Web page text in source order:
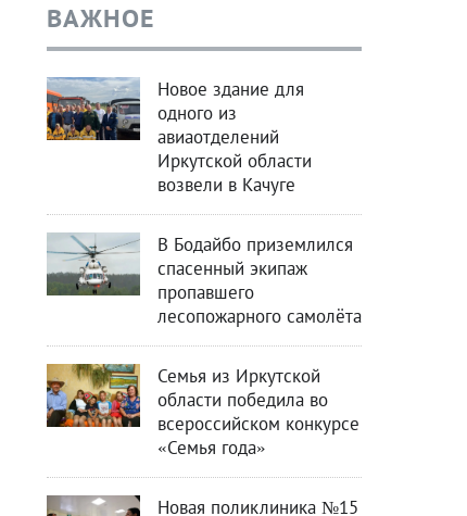
ВАЖНОЕ
Новое здание для
одного из
авиаотделений
Иркутской области
возвели в Качуге
В Бодайбо приземлился
спасенный экипаж
пропавшего
лесопожарного самолёта
Семья из Иркутской
области победила во
всероссийском конкурсе
«Семья года»
Новая поликлиника №15